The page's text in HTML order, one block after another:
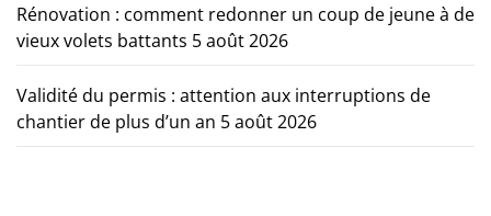
Rénovation : comment redonner un coup de jeune à de
vieux volets battants 5 août 2026
Validité du permis : attention aux interruptions de
chantier de plus d’un an 5 août 2026